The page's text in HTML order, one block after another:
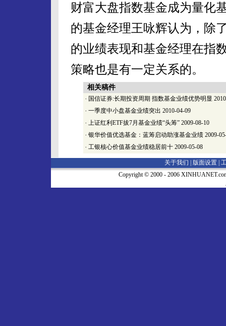
财富大盘指数基金成为量化
的基金经理王咏辉认为，除
的业绩表现和基金经理在指
策略也是有一定关系的。
相关稿件
· 国信证券:长期投资周期 指数基金业绩优势明显
· 一季度中小盘基金业绩突出 2010-04-09
· 上证红利ETF拔7月基金业绩“头筹” 2009-08-10
· 银华价值优选基金：蓝筹启动助涨基金业绩 2009-
· 工银核心价值基金业绩稳居前十 2009-05-08
关于我们 | 版面设置
Copyright © 2000 - 2006